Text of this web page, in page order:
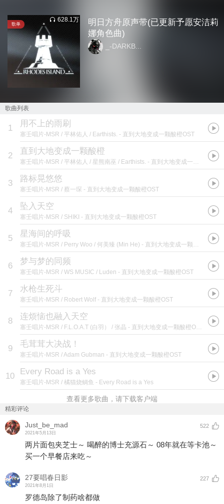
歌单
628.1万
明日方舟原声带(已更新予愿安洁莉
娜角色曲)
_-DARKB...
歌曲列表
1 用不上的雨刷
塞壬唱片-MSR / 平林佑人 / Earthists. - 直到大地变成一颗酸橙OST
2 直到大地变成一颗酸橙
塞壬唱片-MSR / 平林佑人 / 星熊南巫 / Earthists. - 直到大地变成一颗酸橙OST
3 路标晃悠悠
塞壬唱片-MSR / 蔡一琛 - 直到大地变成一颗酸橙OST
4 坠入天空
塞壬唱片-MSR / SHIKI - 直到大地变成一颗酸橙OST
5 星海间的呼吸
塞壬唱片-MSR / Perry Woo / 何美臻 (Min He) - 直到大地变成一颗酸橙OST
6 梦与梦的同频
塞壬唱片-MSR / WS MUSIC / Luden - 直到大地变成一颗酸橙OST
7 水枪生死斗
塞壬唱片-MSR / Robert Wolf - 直到大地变成一颗酸橙OST
8 连烦恼也融入天空
塞壬唱片-MSR / F.L.O.A.T (白羽） / 张晶 - 直到大地变成一颗酸橙OST
9 毛茸茸大决战！
塞壬唱片-MSR / Adam Gubman - 直到大地变成一颗酸橙OST
10 Every Road is a Yes
塞壬唱片-MSR / 橘猫烧鲷鱼 - Every Road is a Yes
查看更多歌曲，请下载客户端
精彩评论
Just_be_mad
2021年5月13日
522
两片面包夹芝士～ 喝醉的博士充源石～ 08年就在等卡池～
买一个早餐店来吃～
27要唱春日影
2021年8月1日
227
罗德岛除了制药啥都做